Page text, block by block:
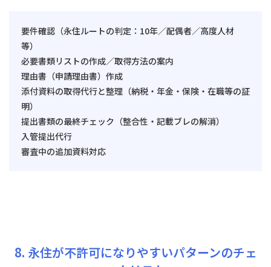
要件確認（永住ルートの判定：10年／配偶者／高度人材
等）
必要書類リストの作成／取得方法の案内
理由書（申請理由書）作成
添付資料の取得代行と整理（納税・年金・保険・在職等の証
明）
提出書類の最終チェック（整合性・記載ブレの解消）
入管提出代行
審査中の追加資料対応
8. 永住が不許可になりやすいパターンのチェ